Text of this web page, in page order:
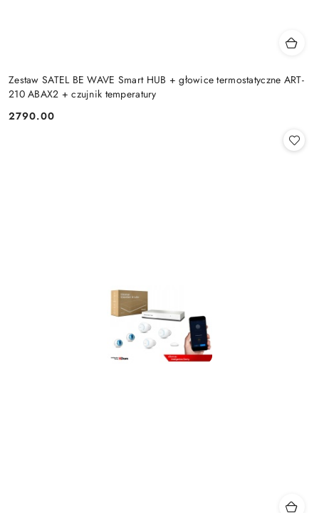
Zestaw SATEL BE WAVE Smart HUB + głowice termostatyczne ART-
210 ABAX2 + czujnik temperatury
Cena:
2790.00